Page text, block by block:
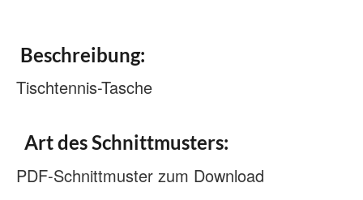
Beschreibung:
Tischtennis-Tasche
Art des Schnittmusters:
PDF-Schnittmuster zum Download